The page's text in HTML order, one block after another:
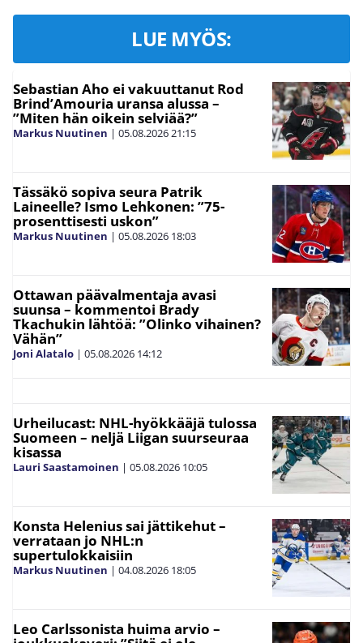
LUE MYÖS:
Sebastian Aho ei vakuuttanut Rod
Brind’Amouria uransa alussa –
”Miten hän oikein selviää?”
Markus Nuutinen | 05.08.202621:15
Tässäkö sopiva seura Patrik
Laineelle? Ismo Lehkonen: ”75-
prosenttisesti uskon”
Markus Nuutinen | 05.08.2026 18:03
Ottawan päävalmentaja avasi
suunsa – kommentoi Brady
Tkachukin lähtöä: ”Olinko vihainen?
Vähän”
Joni Alatalo | 05.08.2026 14:12
Urheilucast: NHL-hyökkääjä tulossa
Suomeen – neljä Liigan suurseuraa
kisassa
Lauri Saastamoinen | 05.08.2026 10:05
Konsta Helenius sai jättikehut –
verrataan jo NHL:n
supertulokkaisiin
Markus Nuutinen | 04.08.2026 18:05
Leo Carlssonista huima arvio –